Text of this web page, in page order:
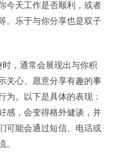
今天工作是否顺利，或者
。乐于与你分享也是双子
，通常会展现出与你积
关心、愿意分享有趣的事
为。以下是具体的表现：
感，会变得格外健谈，并
可能会通过短信、电话或
。